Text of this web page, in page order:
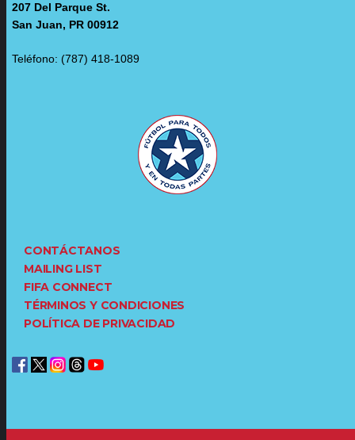
207 Del Parque St.
San Juan, PR 00912
Teléfono: (787) 418-1089
CONTÁCTANOS
MAILING LIST
FIFA CONNECT
TÉRMINOS Y CONDICIONES
POLÍTICA DE PRIVACIDAD